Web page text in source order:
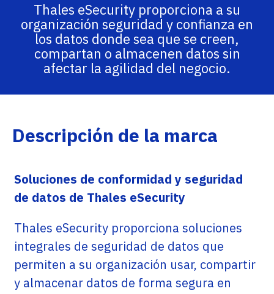
Thales eSecurity proporciona a su
organización seguridad y confianza en
los datos donde sea que se creen,
compartan o almacenen datos sin
afectar la agilidad del negocio.
Descripción de la marca
Soluciones de conformidad y seguridad
de datos de Thales eSecurity
Thales eSecurity proporciona soluciones
integrales de seguridad de datos que
permiten a su organización usar, compartir
y almacenar datos de forma segura en